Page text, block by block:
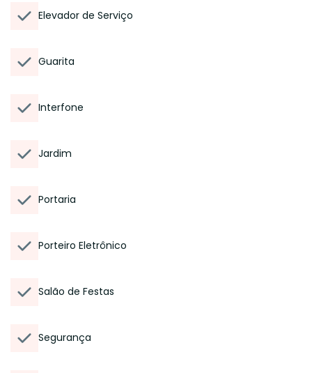
Elevador de Serviço
Guarita
Interfone
Jardim
Portaria
Porteiro Eletrônico
Salão de Festas
Segurança